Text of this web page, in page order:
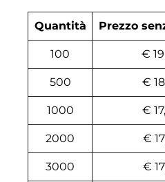
Quantità Prezzo
100 €
500 €
1000 €
2000 €
3000 €